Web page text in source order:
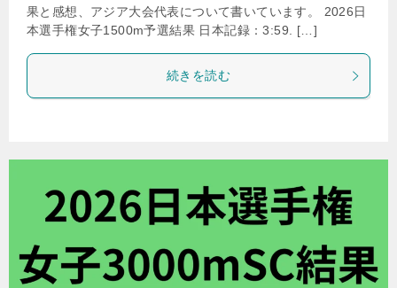
果と感想、アジア大会代表について書いています。 2026日
本選手権女子1500m予選結果 日本記録：3:59. […]
続きを読む